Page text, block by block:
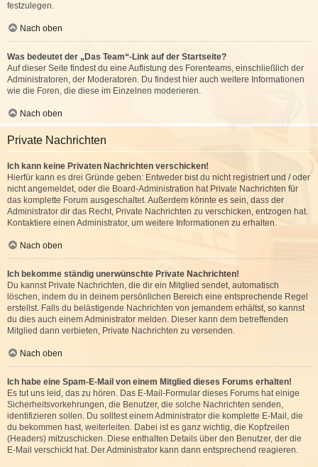
festzulegen.
Nach oben
Was bedeutet der „Das Team“-Link auf der Startseite?
Auf dieser Seite findest du eine Auflistung des Forenteams, einschließlich der
Administratoren, der Moderatoren. Du findest hier auch weitere Informationen
wie die Foren, die diese im Einzelnen moderieren.
Nach oben
Private Nachrichten
Ich kann keine Privaten Nachrichten verschicken!
Hierfür kann es drei Gründe geben: Entweder bist du nicht registriert und / oder
nicht angemeldet, oder die Board-Administration hat Private Nachrichten für
das komplette Forum ausgeschaltet. Außerdem könnte es sein, dass der
Administrator dir das Recht, Private Nachrichten zu verschicken, entzogen hat.
Kontaktiere einen Administrator, um weitere Informationen zu erhalten.
Nach oben
Ich bekomme ständig unerwünschte Private Nachrichten!
Du kannst Private Nachrichten, die dir ein Mitglied sendet, automatisch
löschen, indem du in deinem persönlichen Bereich eine entsprechende Regel
erstellst. Falls du belästigende Nachrichten von jemandem erhältst, so kannst
du dies auch einem Administrator melden. Dieser kann dem betreffenden
Mitglied dann verbieten, Private Nachrichten zu versenden.
Nach oben
Ich habe eine Spam-E-Mail von einem Mitglied dieses Forums erhalten!
Es tut uns leid, das zu hören. Das E-Mail-Formular dieses Forums hat einige
Sicherheitsvorkehrungen, die Benutzer, die solche Nachrichten senden,
identifizieren sollen. Du solltest einem Administrator die komplette E-Mail, die
du bekommen hast, weiterleiten. Dabei ist es ganz wichtig, die Kopfzeilen
(Headers) mitzuschicken. Diese enthalten Details über den Benutzer, der die
E-Mail verschickt hat. Der Administrator kann dann entsprechend reagieren.